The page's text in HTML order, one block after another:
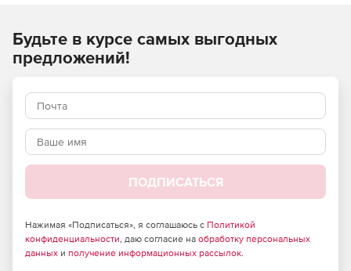
Доставка только безопасного контента внутрь
защищаемой сети.
Действенная очистка информационного потока на
уровне промежуточного узла проверки —
практически без потери быстродействия при
Эффективное противодействие проникновению
вредоносных программ любого типа.
Способность обрабатывать гигантские массивы
Будьте в курсе самых выгодных
предложений!
ПОДПИСАТЬСЯ
Нажимая «Подписаться», я соглашаюсь с Политикой
конфиденциальности, даю согласие на обработку персональных
данных и получение информационных рассылок.